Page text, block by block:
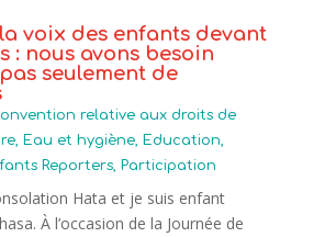
voix des enfants devant
: nous avons besoin
seulement de
relative aux droits de
, Eau et hygiène, Education,
Reporters, Participation
Hata et je suis enfant
À l’occasion de la Journée de